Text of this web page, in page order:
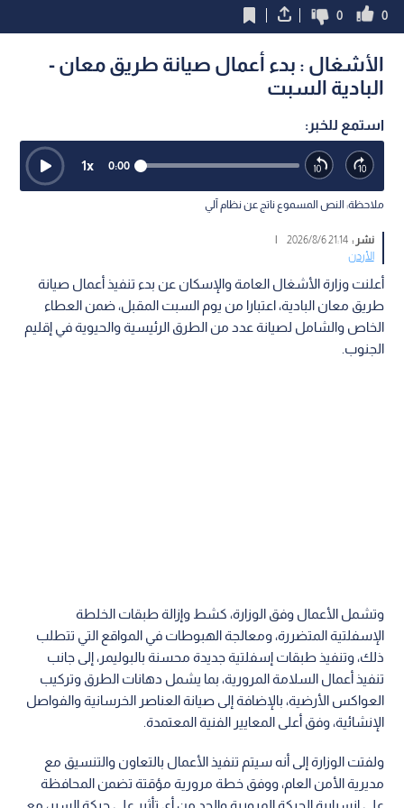
0
0
الأشغال : بدء أعمال صيانة طريق معان -
البادية السبت
استمع للخبر:
0:00
1x
ملاحظة: النص المسموع ناتج عن نظام آلي
نشر :21:14 2026/8/6
|
الأردن
أعلنت وزارة الأشغال العامة والإسكان عن بدء تنفيذ أعمال صيانة
طريق معان البادية، اعتبارا من يوم السبت المقبل، ضمن العطاء
الخاص والشامل لصيانة عدد من الطرق الرئيسية والحيوية في إقليم
الجنوب.